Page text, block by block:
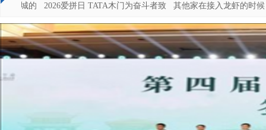
水城的 2026爱拼日 TATA木门为奋斗者致 其他家在接入龙虾的时候